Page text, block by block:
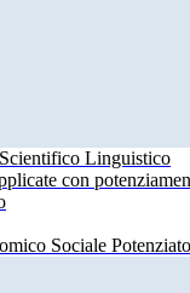
Linguistico
con
Sociale Potenziato